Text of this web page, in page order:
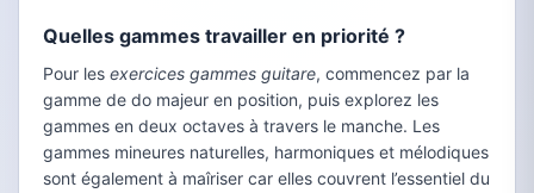
Quelles gammes travailler en priorité ?
Pour les exercices gammes guitare, commencez par la
gamme de do majeur en position, puis explorez les
gammes en deux octaves à travers le manche. Les
gammes mineures naturelles, harmoniques et mélodiques
sont également à maîriser car elles couvrent l’essentiel du